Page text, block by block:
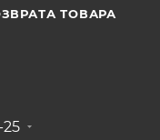
ТОВАРА
25